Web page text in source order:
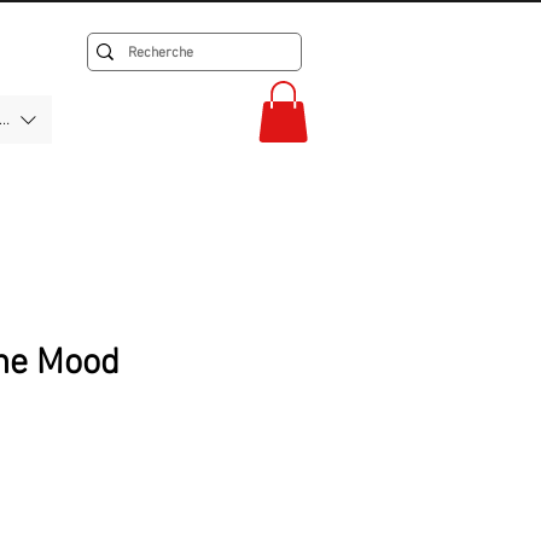
Mood